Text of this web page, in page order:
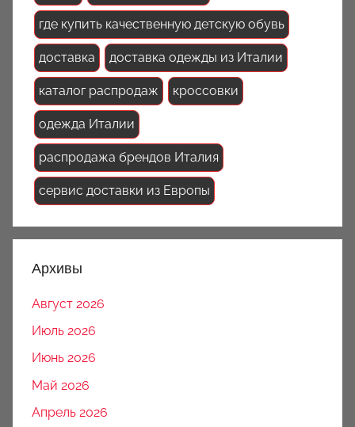
где купить качественную детскую обувь
доставка доставка одежды из Италии
каталог распродаж кроссовки
одежда Италии
распродажа брендов Италия
сервис доставки из Европы
Архивы
Август 2026
Июль 2026
Июнь 2026
Май 2026
Апрель 2026